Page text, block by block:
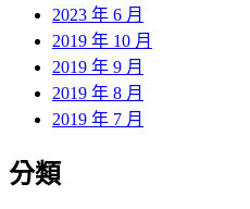
2023 年 6 月
2019 年 10 月
2019 年 9 月
2019 年 8 月
2019 年 7 月
分類